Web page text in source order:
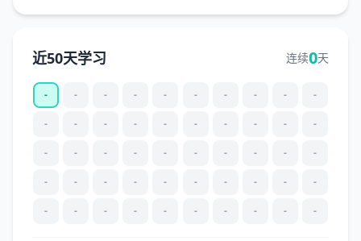
近50天学习 连续0天
- - - - - - - - - -
- - - - - - - - - -
- - - - - - - - - -
- - - - - - - - - -
- - - - - - - - - -